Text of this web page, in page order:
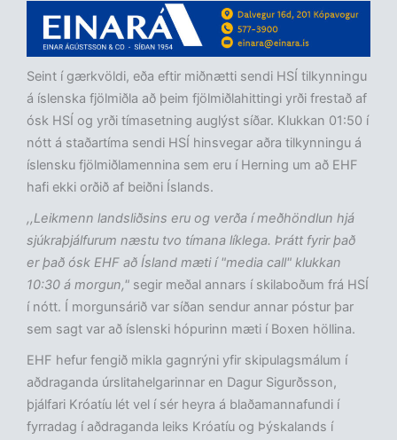
Seint í gærkvöldi, eða eftir miðnætti sendi HSÍ tilkynningu
á íslenska fjölmiðla að þeim fjölmiðlahittingi yrði frestað af
ósk HSÍ og yrði tímasetning auglýst síðar. Klukkan 01:50 í
nótt á staðartíma sendi HSÍ hinsvegar aðra tilkynningu á
íslensku fjölmiðlamennina sem eru í Herning um að EHF
hafi ekki orðið af beiðni Íslands.
,,Leikmenn landsliðsins eru og verða í meðhöndlun hjá
sjúkraþjálfurum næstu tvo tímana líklega. Þrátt fyrir það
er það ósk EHF að Ísland mæti í "media call" klukkan
10:30 á morgun," segir meðal annars í skilaboðum frá HSÍ
í nótt. Í morgunsárið var síðan sendur annar póstur þar
sem sagt var að íslenski hópurinn mæti í Boxen höllina.
EHF hefur fengið mikla gagnrýni yfir skipulagsmálum í
aðdraganda úrslitahelgarinnar en Dagur Sigurðsson,
þjálfari Króatíu lét vel í sér heyra á blaðamannafundi í
fyrradag í aðdraganda leiks Króatíu og Þýskalands í